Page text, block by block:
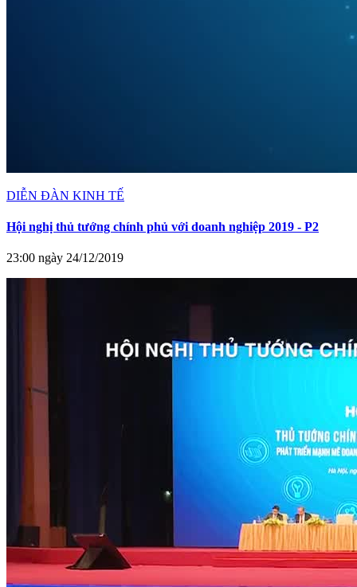
DIỄN ĐÀN KINH TẾ
Hội nghị thủ tướng chính phủ với doanh nghiệp 2019 - P2
23:00 ngày 24/12/2019